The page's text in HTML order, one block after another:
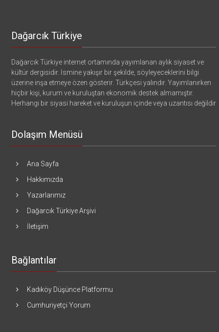
Dağarcık Türkiye
Dağarcık Türkiye internet ortamında yayımlanan aylık siyaset ve
kültür dergisidir. İsmine yakışır bir şekilde, söyleyeceklerini bilgi
üzerine inşa etmeye özen gösterir. Türkçesi yalındır. Yayımlanırken
hiçbir kişi, kurum ve kuruluştan ekonomik destek almamıştır.
Herhangi bir siyasi hareket ve kuruluşun içinde veya uzantısı değildir
Dolaşım Menüsü
Ana Sayfa
Hakkımızda
Yazarlarımız
Dağarcık Türkiye Arşivi
İletişim
Bağlantılar
Kadıköy Düşünce Platformu
Cumhuriyetçi Yorum